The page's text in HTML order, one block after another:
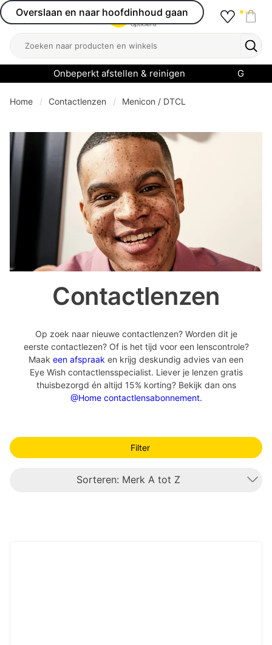
Overslaan en naar hoofdinhoud gaan
Open menu
Zoeken
Onbeperkt afstellen & reinigen
menu
Home Contactlenzen Menicon / DTCL
Contactlenzen
Op zoek naar nieuwe contactlenzen? Worden dit je
eerste contactlezen? Of is het tijd voor een lenscontrole?
Maak een afspraak en krijg deskundig advies van een
Eye Wish contactlensspecialist. Liever je lenzen gratis
thuisbezorgd én altijd 15% korting? Bekijk dan ons
@Home contactlensabonnement.
Filter
Sorteren: Merk A tot Z